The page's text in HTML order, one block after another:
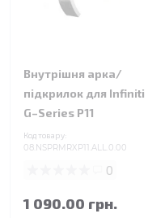
Внутрішня арка/
підкрилок для Infiniti
G–Series P11
Код товару:
08.NSPRMRXP11.ALL.0.00
0
1 090.00 грн.